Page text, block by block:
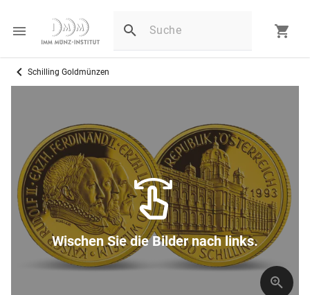
Schilling Goldmünzen
Wischen Sie die Bilder nach links.